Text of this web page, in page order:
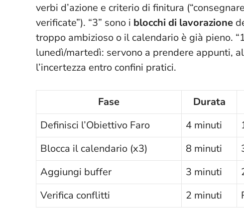
verbi d’azione e criterio di finitura
verificate”). “3” sono i blocchi di lavorazione
troppo ambizioso o il calendario è già pieno.
lunedì/martedì: servono a prendere appunti,
l’incertezza entro confini pratici.
Fase Durata
Definisci l’Obiettivo Faro
4 minuti
Blocca il calendario (x3)
8 minuti
Aggiungi buffer
3 minuti
Verifica conflitti
2 minuti